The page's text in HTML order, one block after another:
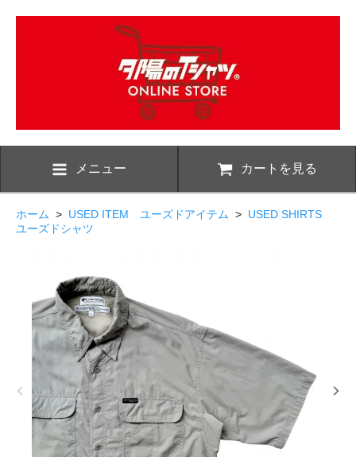
メニュー カートを見る
ホーム > USED ITEM ユーズドアイテム > USED SHIRTS
ユーズドシャツ